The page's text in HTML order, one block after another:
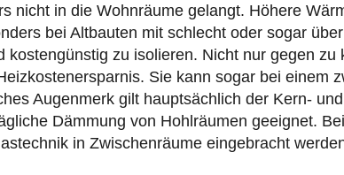
bei Altbauten mit schlecht oder sogar
zu isolieren. Nicht nur gegen zu
Sie kann sogar bei einem
Augenmerk gilt hauptsächlich der Kern-
Dämmung von Hohlräumen geeignet.
in Zwischenräume eingebracht